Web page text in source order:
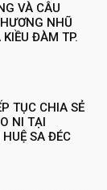
VÀ CÂU
NHŨ
ĐÀM TP.
TỤC CHIA SẺ
NI TẠI
SA ĐÉC